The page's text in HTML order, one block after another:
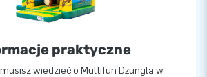
praktyczne
wiedzieć o Multifun Dżungla w